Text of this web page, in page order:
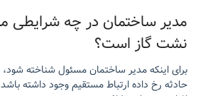
مدیر ساختمان در چه شرایطی
نشت گاز است؟
برای اینکه مدیر ساختمان مسئول شناخته
حادثه رخ داده ارتباط مستقیم وجود داشته